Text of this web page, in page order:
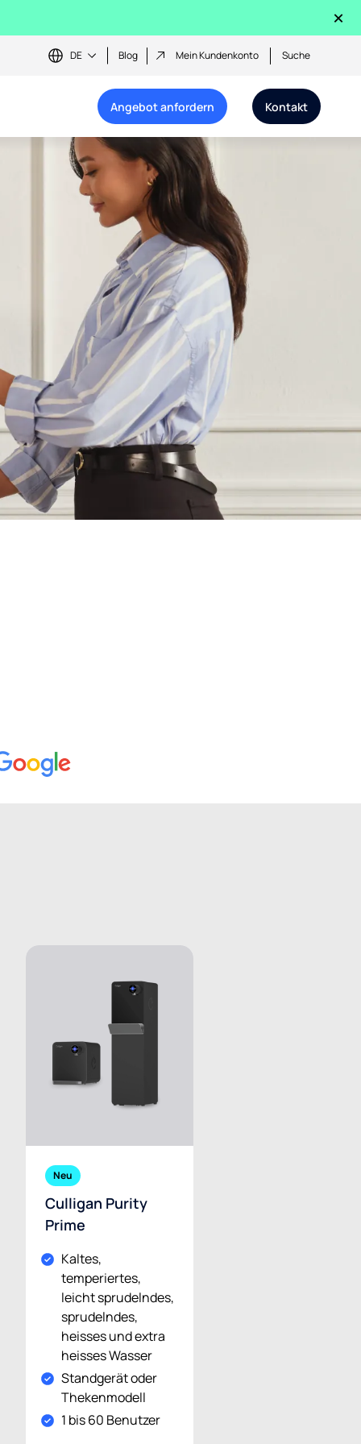
×
DE Blog Mein Kundenkonto Suche
Angebot anfordern Kontakt
Neu
Culligan Purity
Prime
Kaltes,
temperiertes,
leicht sprudelndes,
sprudelndes,
heisses und extra
heisses Wasser
Standgerät oder
Thekenmodell
1 bis 60 Benutzer